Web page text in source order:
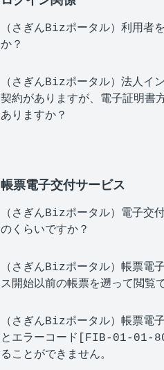
（さぎんBizポータル）利用者
か？
（さぎんBizポータル）法人イ
契約がありますが、電子証明書
ありますか？
帳票電子交付サービス
（さぎんBizポータル）電子交
のくらいですか？
（さぎんBizポータル）帳票電
ス開始以前の帳票を遡って閲覧
（さぎんBizポータル）帳票電
とエラーコード[FIB-01-01-
ることができません。